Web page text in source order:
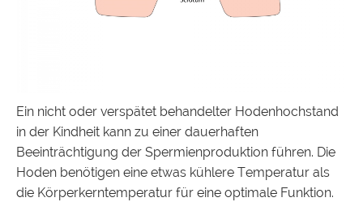
Ein nicht oder verspätet behandelter Hodenhochstand
in der Kindheit kann zu einer dauerhaften
Beeinträchtigung der Spermienproduktion führen. Die
Hoden benötigen eine etwas kühlere Temperatur als
die Körperkerntemperatur für eine optimale Funktion.